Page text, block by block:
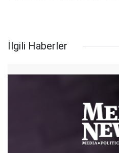
İlgili Haberler